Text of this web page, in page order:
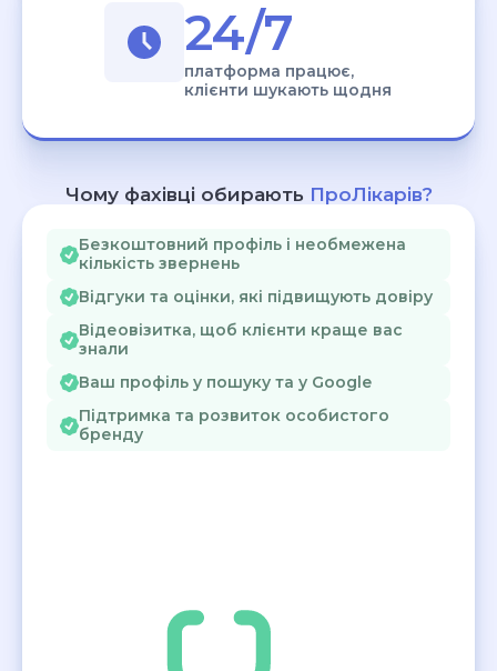
24/7
платформа працює,
клієнти шукають щодня
Чому фахівці обирають ПроЛікарів?
Безкоштовний профіль і необмежена
кількість звернень
Відгуки та оцінки, які підвищують довіру
Відеовізитка, щоб клієнти краще вас
знали
Ваш профіль у пошуку та у Google
Підтримка та розвиток особистого
бренду